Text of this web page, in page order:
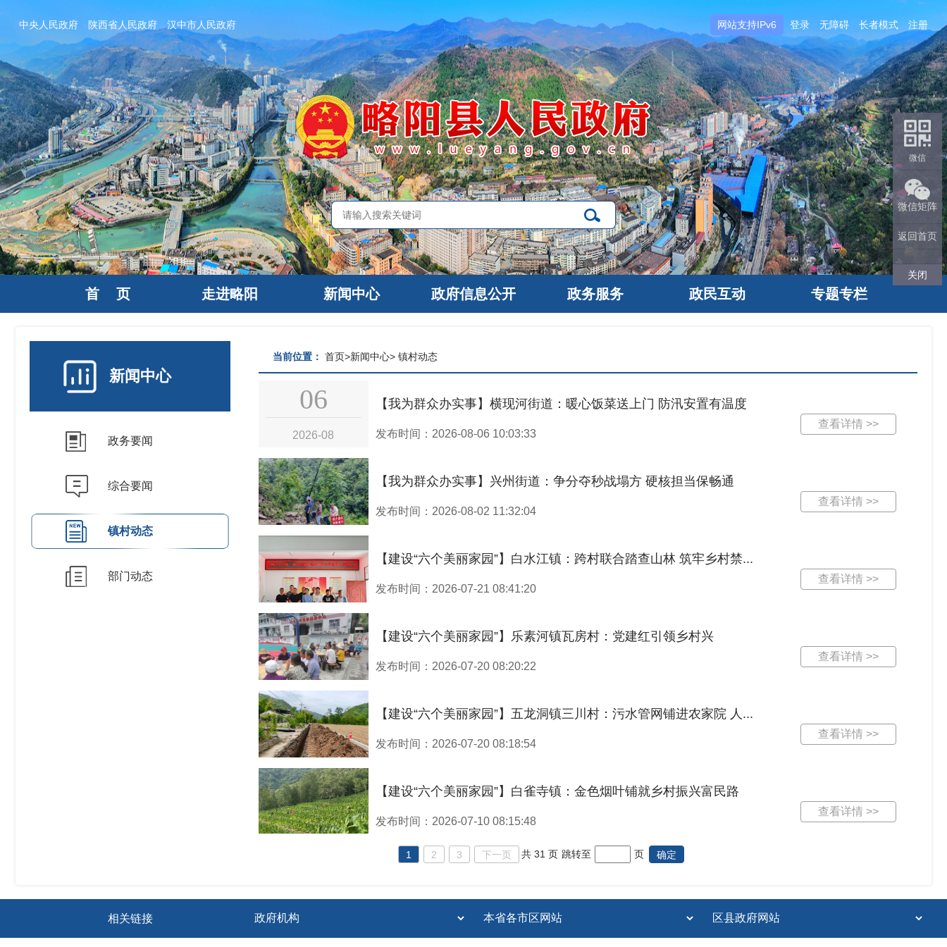
中央人民政府 陕西省人民政府 汉中市人民政府 网站支持IPv6 登录 无障碍 长者模式 注册
首 页 走进略阳 新闻中心 政府信息公开 政务服务 政民互动 专题专栏
新闻中心
政务要闻
综合要闻
镇村动态
部门动态
当前位置： 首页>新闻中心> 镇村动态
06
2026-08
【我为群众办实事】横现河街道：暖心饭菜送上门 防汛安置有温度
发布时间：2026-08-06 10:03:33
查看详情 >>
02
2026-08
【我为群众办实事】兴州街道：争分夺秒战塌方 硬核担当保畅通
发布时间：2026-08-02 11:32:04
查看详情 >>
21
2026-07
【建设“六个美丽家园”】白水江镇：跨村联合踏查山林 筑牢乡村禁...
发布时间：2026-07-21 08:41:20
查看详情 >>
20
2026-07
【建设“六个美丽家园”】乐素河镇瓦房村：党建红引领乡村兴
发布时间：2026-07-20 08:20:22
查看详情 >>
20
2026-07
【建设“六个美丽家园”】五龙洞镇三川村：污水管网铺进农家院 人...
发布时间：2026-07-20 08:18:54
查看详情 >>
【建设“六个美丽家园”】白雀寺镇：金色烟叶铺就乡村振兴富民路
发布时间：2026-07-10 08:15:48
查看详情 >>
1 2 3 下一页 共 31 页 跳转至 页 确定
相关链接
微信
微信矩阵
返回首页
关闭